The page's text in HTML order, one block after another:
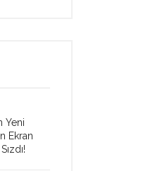
Yeni
Ekran